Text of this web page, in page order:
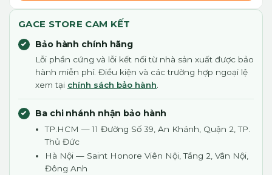
GACE STORE CAM KẾT
Bảo hành chính hãng
Lỗi phần cứng và lỗi kết nối từ nhà sản xuất được bảo
hành miễn phí. Điều kiện và các trường hợp ngoại lệ
xem tại chính sách bảo hành
Ba chi nhánh nhận bảo hành
TP.HCM — 11 Đường Số 39, An Khánh, Quận 2, TP.
Thủ Đức
Hà Nội — Saint Honore Viên Nội, Tầng 2, Vân Nội,
Đông Anh